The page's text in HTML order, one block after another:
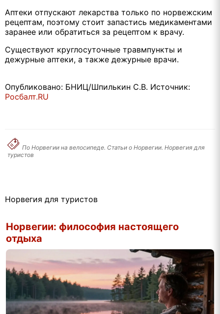
Аптеки отпускают лекарства только по норвежским
рецептам, поэтому стоит запастись медикаментами
заранее или обратиться за рецептом к врачу.
Существуют круглосуточные травмпункты и
дежурные аптеки, а также дежурные врачи.
Опубликовано: БНИЦ/Шпилькин С.В. Источник:
Росбалт.RU
По Норвегии на велосипеде. Статьи о Норвегии. Норвегия для
туристов
Норвегия для туристов
Норвегии: философия настоящего
отдыха